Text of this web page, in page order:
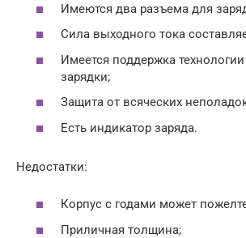
Имеются два разъема для
Сила выходного тока
Имеется поддержка
зарядки;
Защита от всяческих
Есть индикатор заряда.
Недостатки:
Корпус с годами может
Приличная толщина;